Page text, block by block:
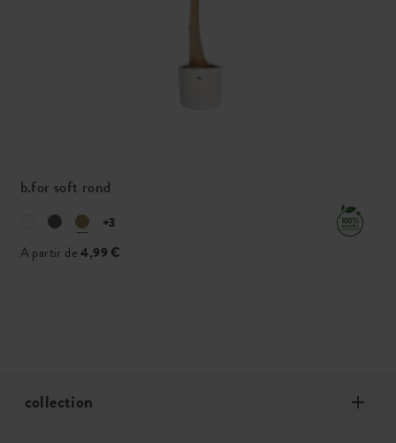
b.for soft rond
+3
A partir de4,99 €
collection